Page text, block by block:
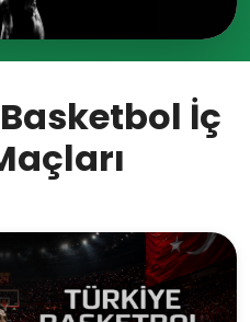
İç